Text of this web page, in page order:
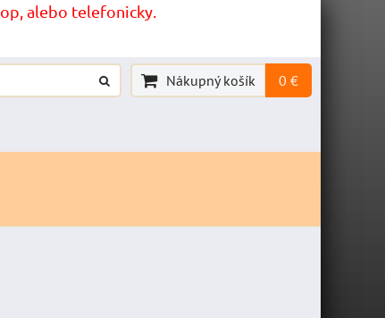
alebo telefonicky.
Nákupný košík 0 €